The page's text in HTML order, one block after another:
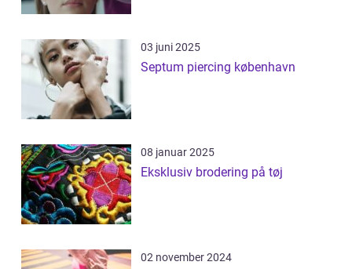
03 juni 2025
Septum piercing københavn
08 januar 2025
Eksklusiv brodering på tøj
02 november 2024